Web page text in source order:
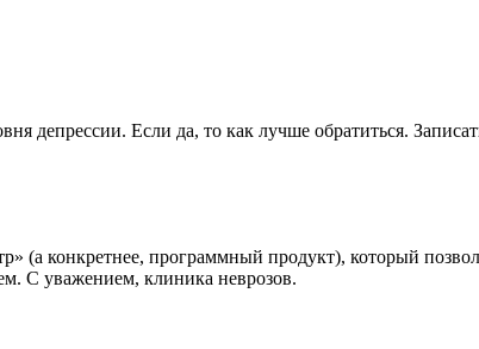
депрессии. Если да, то как лучше обратиться.
(а конкретнее, программный продукт), который
С уважением, клиника неврозов.